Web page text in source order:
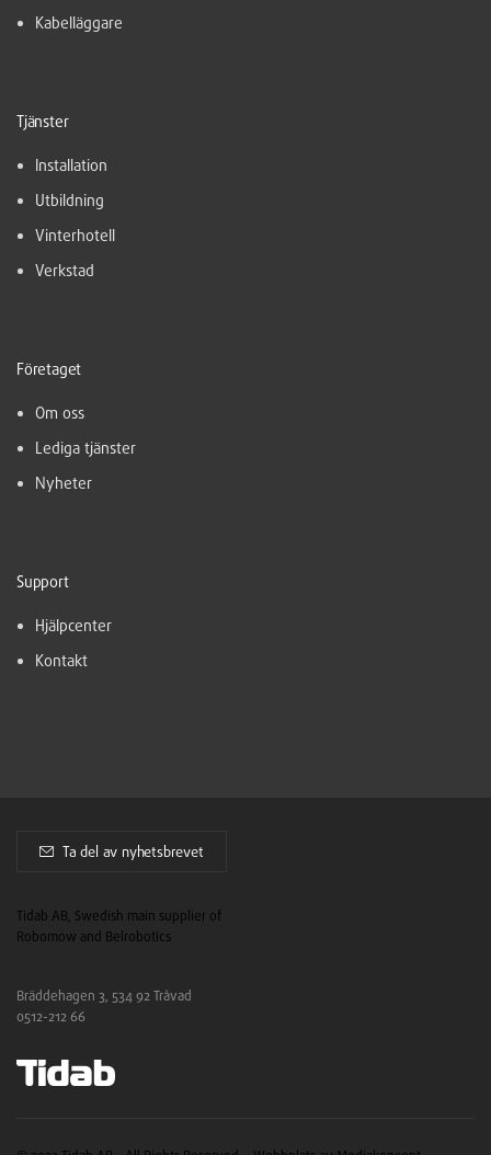
Kabelläggare
Tjänster
Installation
Utbildning
Vinterhotell
Verkstad
Företaget
Om oss
Lediga tjänster
Nyheter
Support
Hjälpcenter
Kontakt
Ta del av nyhetsbrevet
Tidab AB, Swedish main supplier of
Robomow and Belrobotics
Bräddehagen 3, 534 92 Tråvad
0512-212 66